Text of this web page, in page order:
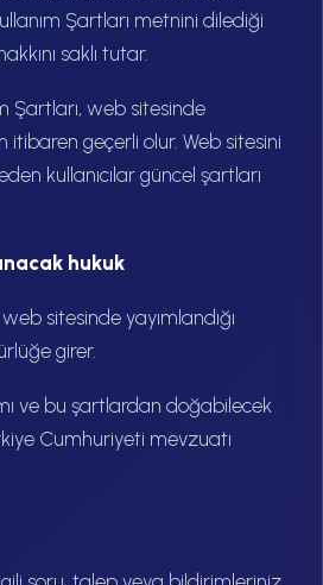
Şartları metnini dilediği
saklı tutar.
Şartları, web sitesinde
itibaren geçerli olur. Web sitesini
kullanıcılar güncel şartları
hukuk
sitesinde yayımlandığı
girer.
ve bu şartlardan doğabilecek
Cumhuriyeti mevzuatı